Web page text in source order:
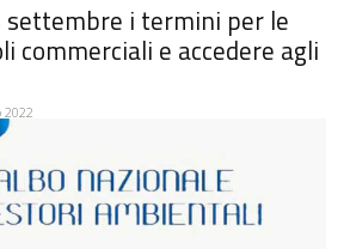
settembre i termini per le
commerciali e accedere agli
2022